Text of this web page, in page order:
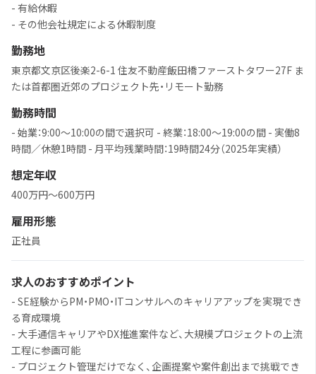
- 有給休暇
- その他会社規定による休暇制度
勤務地
東京都文京区後楽2-6-1 住友不動産飯田橋ファーストタワー27F ま
たは首都圏近郊のプロジェクト先・リモート勤務
勤務時間
- 始業：9:00〜10:00の間で選択可 - 終業：18:00〜19:00の間 - 実働8
時間／休憩1時間 - 月平均残業時間：19時間24分（2025年実績）
想定年収
400万円～600万円
雇用形態
正社員
求人のおすすめポイント
- SE経験からPM・PMO・ITコンサルへのキャリアアップを実現でき
る育成環境
- 大手通信キャリアやDX推進案件など、大規模プロジェクトの上流
工程に参画可能
- プロジェクト管理だけでなく、企画提案や案件創出まで挑戦でき